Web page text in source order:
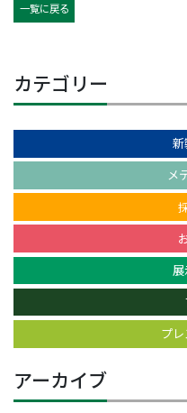
一覧に戻る
カテゴリー
メ
プ
アーカイブ